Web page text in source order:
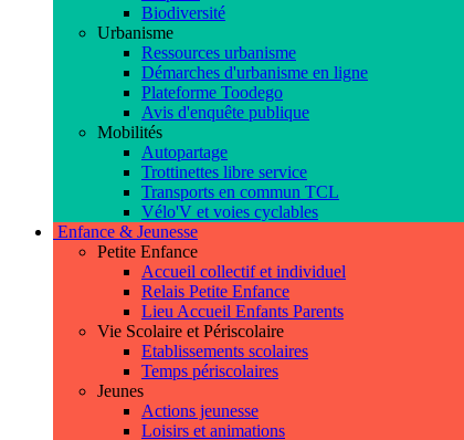
Biodiversité
Urbanisme
Ressources urbanisme
Démarches d'urbanisme en ligne
Plateforme Toodego
Avis d'enquête publique
Mobilités
Autopartage
Trottinettes libre service
Transports en commun TCL
Vélo'V et voies cyclables
Enfance & Jeunesse
Petite Enfance
Accueil collectif et individuel
Relais Petite Enfance
Lieu Accueil Enfants Parents
Vie Scolaire et Périscolaire
Etablissements scolaires
Temps périscolaires
Jeunes
Actions jeunesse
Loisirs et animations